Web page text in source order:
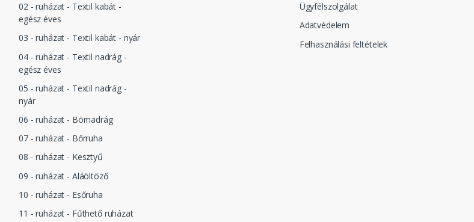
02 - ruházat - Textil kabát -
egész éves
03 - ruházat - Textil kabát - nyár
04 - ruházat - Textil nadrág -
egész éves
05 - ruházat - Textil nadrág -
nyár
06 - ruházat - Börnadrág
07 - ruházat - Bőrruha
08 - ruházat - Kesztyű
09 - ruházat - Aláöltöző
10 - ruházat - Esőruha
11 - ruházat - Fűthető ruházat
Ügyfélszolgálat
Adatvédelem
Felhasználási feltételek